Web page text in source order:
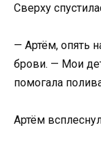
Сверху
— Артём, опять
брови. — Мои
помогала
Артём